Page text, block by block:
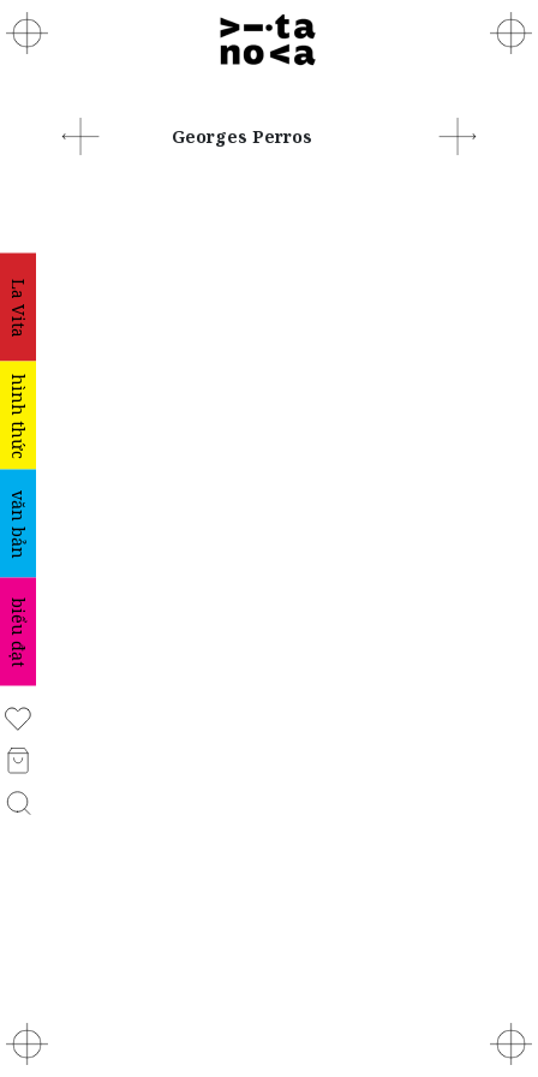
La Vita
hình thức
văn bản
biểu đạt
Georges Perros